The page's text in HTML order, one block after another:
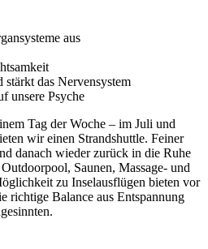
aus
stärkt das Nervensystem
unsere Psyche
Tag der Woche – im Juli und
wir einen Strandshuttle. Feiner
danach wieder zurück in die Ruhe
Saunen, Massage- und
zu Inselausflügen bieten vor
richtige Balance aus Entspannung